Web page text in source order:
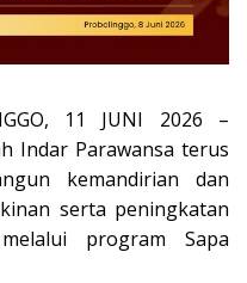
11 JUNI 2026 –
Indar Parawansa terus
kemandirian dan
serta peningkatan
program Sapa